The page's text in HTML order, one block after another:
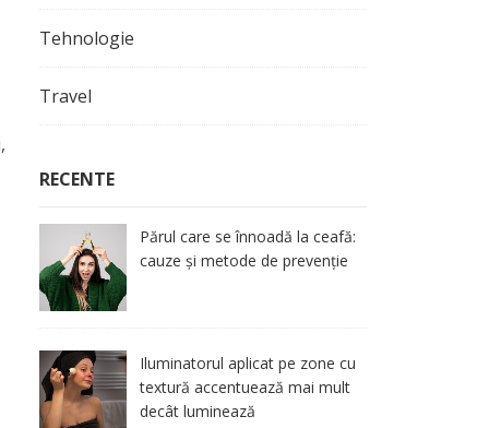
Tehnologie
Travel
RECENTE
Părul care se înnoadă la ceafă:
cauze și metode de prevenție
Iluminatorul aplicat pe zone cu
textură accentuează mai mult
decât luminează